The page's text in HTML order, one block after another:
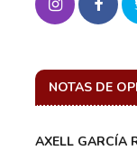
NOTAS DE
AXELL GARCÍA